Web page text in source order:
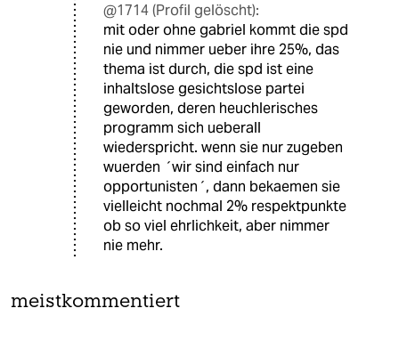
@1714 (Profil gelöscht):
mit oder ohne gabriel kommt die spd
nie und nimmer ueber ihre 25%, das
thema ist durch, die spd ist eine
inhaltslose gesichtslose partei
geworden, deren heuchlerisches
programm sich ueberall
wiederspricht. wenn sie nur zugeben
wuerden ´wir sind einfach nur
opportunisten´, dann bekaemen sie
vielleicht nochmal 2% respektpunkte
ob so viel ehrlichkeit, aber nimmer
nie mehr.
meistkommentiert